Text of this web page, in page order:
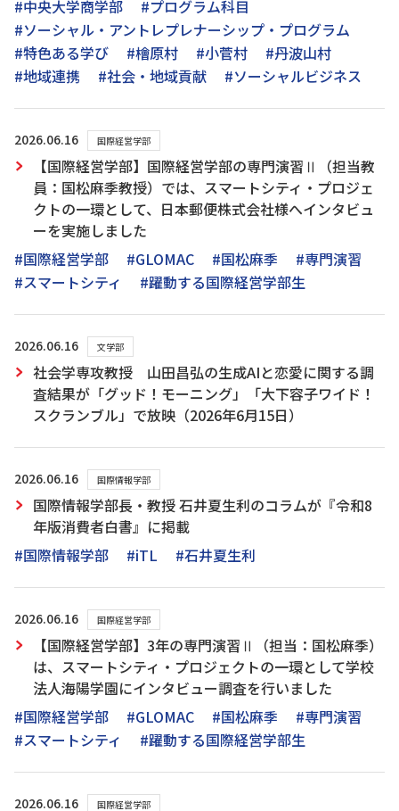
#中央大学商学部
#プログラム科目
#ソーシャル・アントレプレナーシップ・プログラム
#特色ある学び
#檜原村 #小菅村
#丹波山村
#地域連携
#社会・地域貢献 #ソーシャルビジネス
2026.06.16 国際経営学部
【国際経営学部】国際経営学部の専門演習Ⅱ（担当教
員：国松麻季教授）では、スマートシティ・プロジェ
クトの一環として、日本郵便株式会社様へインタビュ
ーを実施しました
#国際経営学部
#GLOMAC #国松麻季
#専門演習
#スマートシティ
#躍動する国際経営学部生
2026.06.16 文学部
社会学専攻教授 山田昌弘の生成AIと恋愛に関する調
査結果が「グッド！モーニング」「大下容子ワイド！
スクランブル」で放映（2026年6月15日）
2026.06.16 国際情報学部
国際情報学部長・教授 石井夏生利のコラムが『令和8
年版消費者白書』に掲載
#国際情報学部
#iTL #石井夏生利
2026.06.16 国際経営学部
【国際経営学部】3年の専門演習Ⅱ（担当：国松麻季）
は、スマートシティ・プロジェクトの一環として学校
法人海陽学園にインタビュー調査を行いました
#国際経営学部
#GLOMAC #国松麻季
#専門演習
#スマートシティ
#躍動する国際経営学部生
2026.06.16 国際経営学部